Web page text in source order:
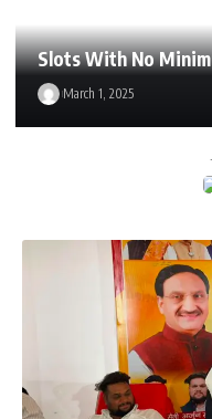
Slots With No
March 1, 2025